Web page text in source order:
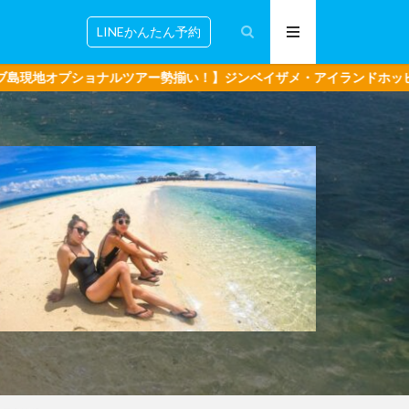
LINEかんたん予約
ツアー勢揃い！】ジンベイザメ・アイランドホッピング・ボホール島